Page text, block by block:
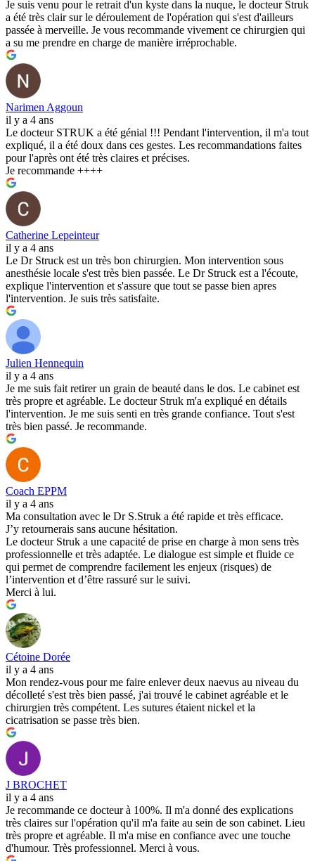
Je suis venu pour le retrait d'un kyste dans la nuque, le docteur Struk
a été très clair sur le déroulement de l'opération qui s'est d'ailleurs
passée à merveille. Je vous recommande vivement ce chirurgien qui
a su me prendre en charge de manière irréprochable.
Narimen Aggoun
il y a 4 ans
Le docteur STRUK a été génial !!! Pendant l'intervention, il m'a tout
expliqué, il a été doux dans ces gestes. Les recommandations faites
pour l'après ont été très claires et précises.
Je recommande ++++
Catherine Lepeinteur
il y a 4 ans
Le Dr Struck est un très bon chirurgien. Mon intervention sous
anesthésie locale s'est très bien passée. Le Dr Struck est a l'écoute,
explique l'intervention et s'assure que tout se passe bien apres
l'intervention. Je suis très satisfaite.
Julien Hennequin
il y a 4 ans
Je me suis fait retirer un grain de beauté dans le dos. Le cabinet est
très propre et agréable. Le docteur Struk m'a expliqué en détails
l'intervention. Je me suis senti en très grande confiance. Tout s'est
très bien passé. Je recommande.
Coach EPPM
il y a 4 ans
Ma consultation avec le Dr S.Struk a été rapide et très efficace.
J’y retournerais sans aucune hésitation.
Le docteur Struk a une capacité de prise en charge à mon sens très
professionnelle et très adaptée. Le dialogue est simple et fluide ce
qui permet de comprendre facilement les enjeux (risques) de
l’intervention et d’être rassuré sur le suivi.
Merci à lui.
Cétoine Dorée
il y a 4 ans
Mon rendez-vous pour me faire enlever deux naevus au niveau du
décolleté s'est très bien passé, j'ai trouvé le cabinet agréable et le
chirurgien très compétent. Les sutures étaient nickel et la
cicatrisation se passe très bien.
J BROCHET
il y a 4 ans
Je recommande ce docteur à 100%. Il m'a donné des explications
très claires sur l'opération qu'il m'a faite au sein de son cabinet. Lieu
très propre et agréable. Il m'a mise en confiance avec une touche
d'humour. Très professionnel. Merci à vous.